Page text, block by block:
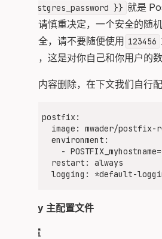
    volumes:
- ./lemmy.hjson:/
    depends_on:
      - postgres
      - pictrs
image: dessalines/
-
-
-
    volumes:
- ./volumes/lemmy-
    depends_on:
      - lemmy
logging: *default-
{{ postgres_password }} 就是
码，也请慎重决定，一个安全的随
据库安全，请不要随便使用 123456
码摆烂，这是对你自己和你用户的
把以下内容删除，在下文我们自行
postfix:
image: mwader/postfix-
  environment:
-
  restart: always
Lemmy 主配置文件
基础配置